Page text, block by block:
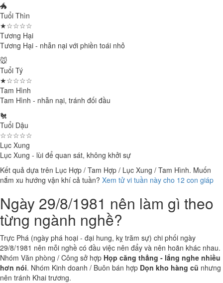
🐲
Tuổi Thìn
★☆☆☆☆
Tương Hại
Tương Hại - nhẫn nại với phiền toái nhỏ
🐭
Tuổi Tý
★☆☆☆☆
Tam Hình
Tam Hình - nhẫn nại, tránh đối đầu
🐔
Tuổi Dậu
☆☆☆☆☆
Lục Xung
Lục Xung - lùi để quan sát, không khởi sự
Kết quả dựa trên Lục Hợp / Tam Hợp / Lục Xung / Tam Hình. Muốn
nắm xu hướng vận khí cả tuần? Xem tử vi tuần này cho 12 con giáp
Ngày 29/8/1981 nên làm gì theo
từng ngành nghề?
Trực Phá (ngày phá hoại - đại hung, kỵ trăm sự) chi phối ngày
29/8/1981 nên mỗi nghề có đầu việc nên đẩy và nên hoãn khác nhau.
Nhóm Văn phòng / Công sở hợp Họp căng thẳng - lắng nghe nhiều
hơn nói. Nhóm Kinh doanh / Buôn bán hợp Dọn kho hàng cũ nhưng
nên tránh Khai trương.